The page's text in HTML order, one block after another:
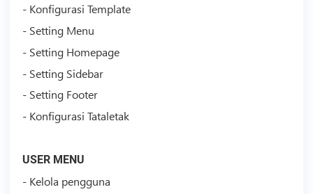
- Konfigurasi Template
- Setting Menu
- Setting Homepage
- Setting Sidebar
- Setting Footer
- Konfigurasi Tataletak
USER MENU
- Kelola pengguna